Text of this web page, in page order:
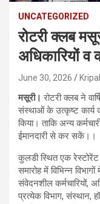
UNCATEGORIZED
रोटरी क्लब
अधिकारियों व
June 30, 2026
मसूरी। रोटरी क्लब ने
संस्थाओं के उत्कृष्ट कार्य
किया। ताकि अन्य
ईमानदारी से कर सकें।।
कुलडी स्थित एक रेस्टोरेंट
समारोह में विभिन्न
संवेदनशील कर्मचारियों,
प्रत्येक विभाग, संस्थान,